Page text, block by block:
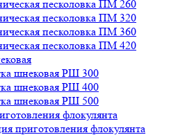
песколовка ПM 260
песколовка ПM 320
песколовка ПM 360
песколовка ПM 420
шнековая РШ 300
шнековая РШ 400
шнековая РШ 500
флокулянта
приготовления флокулянта